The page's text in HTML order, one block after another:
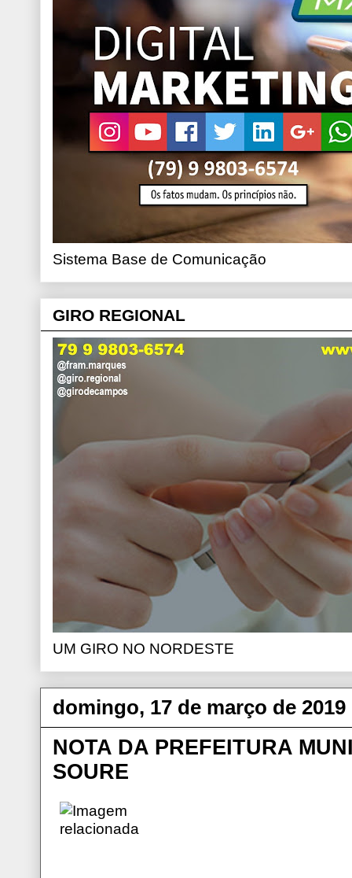
Sistema Base de Comunicação
GIRO REGIONAL
UM GIRO NO NORDESTE
domingo, 17 de março de 2019
NOTA DA PREFEITURA
SOURE